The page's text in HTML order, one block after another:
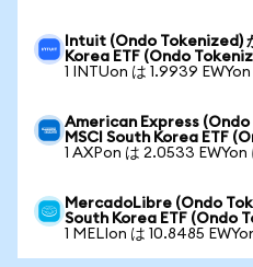
Intuit (Ondo Tokenized)
Korea ETF (Ondo
1 INTUon は 1.9939 EWYon
American Express
MSCI South Korea ETF
1 AXPon は 2.0533 EWYon
MercadoLibre (Ondo
South Korea ETF (Ondo
1 MELIon は 10.8485